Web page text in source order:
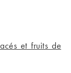
et fruits de